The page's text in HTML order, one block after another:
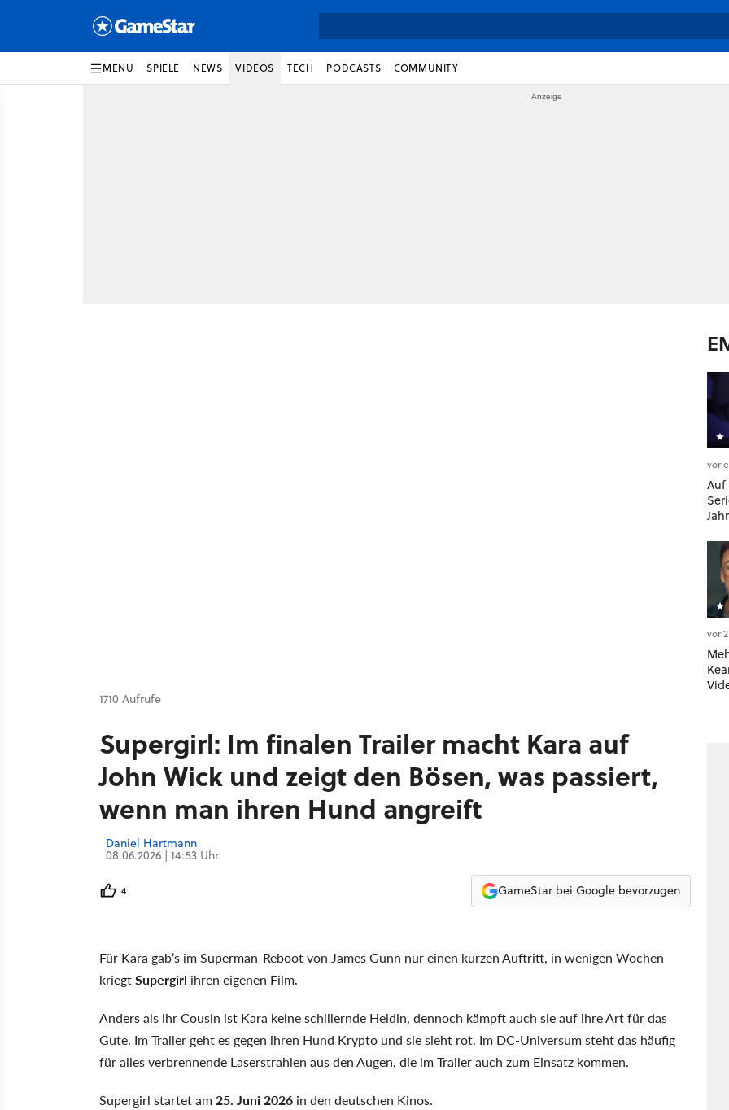
MENU SPIELE NEWS VIDEOS TECH PODCASTS COMMUNITY
1710 Aufrufe
Supergirl: Im finalen Trailer macht Kara auf
John Wick und zeigt den Bösen, was passiert,
wenn man ihren Hund angreift
Daniel Hartmann
08.06.2026 | 14:53 Uhr
4 GameStar bei Google bevorzugen
Für Kara gab’s im Superman-Reboot von James Gunn nur einen kurzen Auftritt, in wenigen Wochen
kriegtSupergirl ihren eigenen Film.
Anders als ihr Cousin ist Kara keine schillernde Heldin, dennoch kämpft auch sie auf ihre Art für das
Gute. Im Trailer geht es gegen ihren Hund Krypto und sie sieht rot. Im DC-Universum steht das häufig
für alles verbrennende Laserstrahlen aus den Augen, die im Trailer auch zum Einsatz kommen.
Supergirl startet am25. Juni 2026 in den deutschen Kinos.
vor
Auf
vor